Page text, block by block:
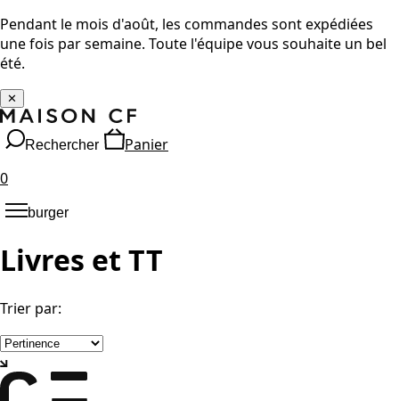
Pendant le mois d'août, les commandes sont expédiées
une fois par semaine. Toute l'équipe vous souhaite un bel
été.
✕
Rechercher
Panier
0
burger
Livres et TT
Trier par: